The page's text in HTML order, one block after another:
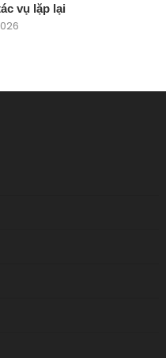
vụ lặp lại